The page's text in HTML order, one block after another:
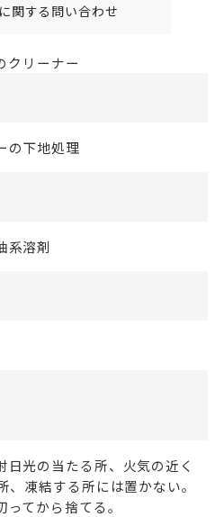
関する問い合わせ
クリーナー
の下地処理
系溶剤
日光の当たる所、火気の近く
凍結する所には置かない。
てから捨てる。